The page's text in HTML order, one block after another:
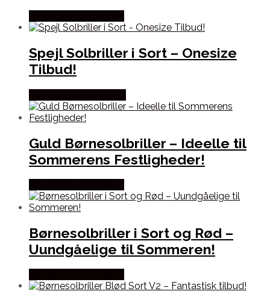
Spejl Solbriller i Sort – Onesize
Tilbud!
Guld Børnesolbriller – Ideelle til
Sommerens Festligheder!
Børnesolbriller i Sort og Rød –
Uundgåelige til Sommeren!